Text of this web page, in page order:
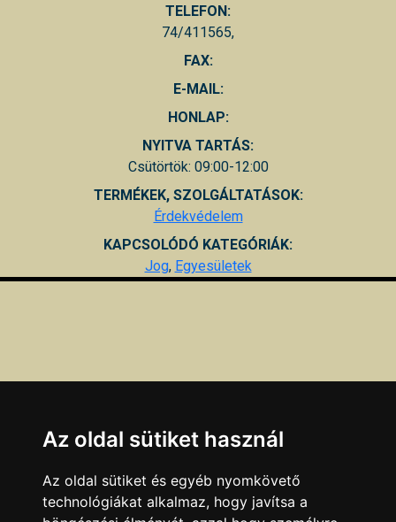
TELEFON:
74/411565,
FAX:
E-MAIL:
HONLAP:
NYITVA TARTÁS:
Csütörtök: 09:00-12:00
TERMÉKEK, SZOLGÁLTATÁSOK:
Érdekvédelem
KAPCSOLÓDÓ KATEGÓRIÁK:
Jog, Egyesületek
Az oldal sütiket használ
Az oldal sütiket és egyéb nyomkövető
technológiákat alkalmaz, hogy javítsa a